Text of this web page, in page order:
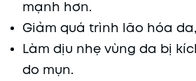
mạnh hơn.
Giảm quá trình lão hóa
Làm dịu nhẹ vùng da bị
do mụn.